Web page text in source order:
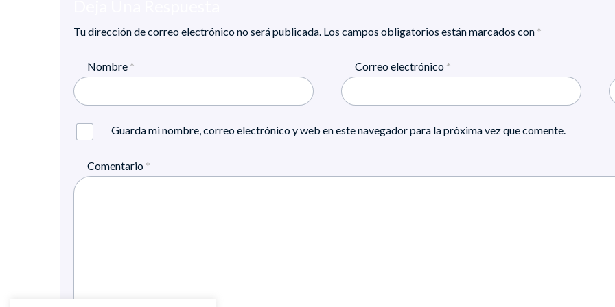
Tu dirección de correo electrónico no será publicada. Los campos obligatorios están marcados con *
Nombre * Correo electrónico *
Guarda mi nombre, correo electrónico y web en este navegador para la próxima vez que comente.
Comentario *